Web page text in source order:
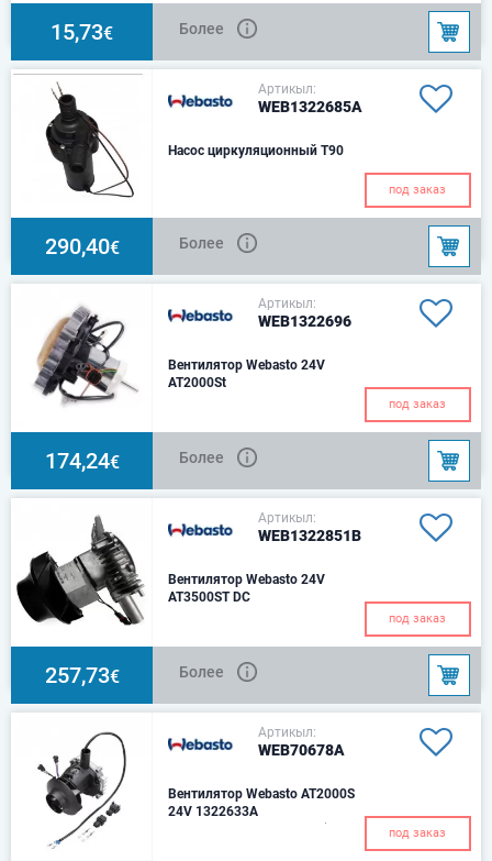
15,73€ Более
Артикыл:
WEB1322685A
Насос циркуляционный T90
под заказ
290,40€ Более
Артикыл:
WEB1322696
Вентилятор Webasto 24V
AT2000St
под заказ
174,24€ Более
Артикыл:
WEB1322851B
Вентилятор Webasto 24V
AT3500ST DC
под заказ
257,73€ Более
Артикыл:
WEB70678A
Вентилятор Webasto AT2000S
24V 1322633A
Вентилятор отопителя Air Top
под заказ